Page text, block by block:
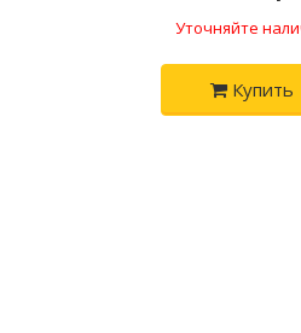
Уточняйте
Купить